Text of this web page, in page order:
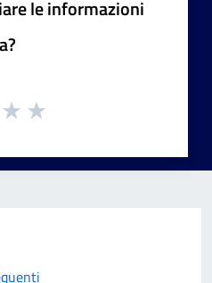
le informazioni